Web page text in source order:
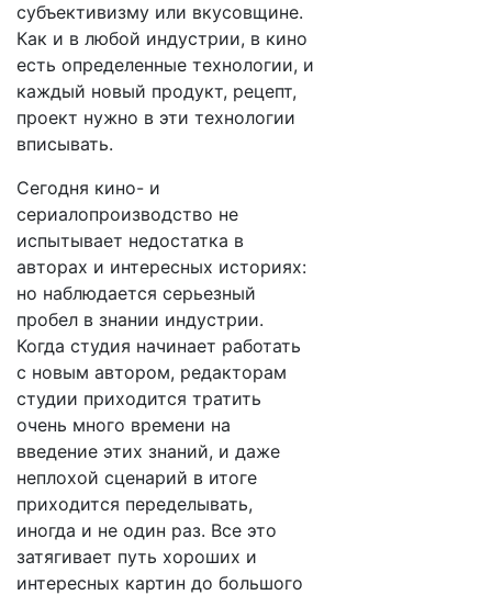
субъективизму или вкусовщине.
Как и в любой индустрии, в кино
есть определенные технологии, и
каждый новый продукт, рецепт,
проект нужно в эти технологии
вписывать.
Сегодня кино- и
сериалопроизводство не
испытывает недостатка в
авторах и интересных историях:
но наблюдается серьезный
пробел в знании индустрии.
Когда студия начинает работать
с новым автором, редакторам
студии приходится тратить
очень много времени на
введение этих знаний, и даже
неплохой сценарий в итоге
приходится переделывать,
иногда и не один раз. Все это
затягивает путь хороших и
интересных картин до большого